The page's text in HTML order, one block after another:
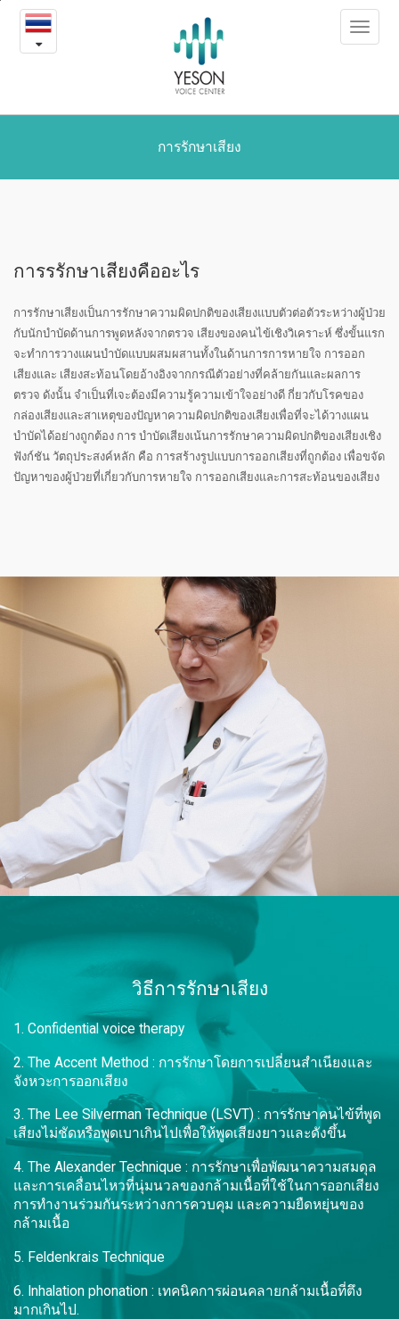
การ
รักษา
Toggle
การรักษาเสียง
การรรักษาเสียงคืออะไร
การรักษาเสียงเป็นการรักษาความผิดปกติของเสียงแบบตัวต่อตัวระหว่างผู้ป่วย
กับนักบำบัดด้านการพูดหลังจากตรวจ เสียงของคนไข้เชิงวิเคราะห์ ซึ่งขั้นแรก
จะทำการวางแผนบำบัดแบบผสมผสานทั้งในด้านการการหายใจ การออก
เสียงและ เสียงสะท้อนโดยอ้างอิงจากกรณีตัวอย่างที่คล้ายกันและผลการ
ตรวจ ดังนั้น จำเป็นที่เจะต้องมีความรู้ความเข้าใจอย่างดี กี่ยวกับโรคของ
กล่องเสียงและสาเหตุของปัญหาความผิดปกติของเสียงเพื่อที่จะได้วางแผน
บำบัดได้อย่างถูกต้อง การ บำบัดเสียงเน้นการรักษาความผิดปกติของเสียงเชิง
ฟังก์ชัน วัตถุประสงค์หลัก คือ การสร้างรูปแบบการออกเสียงที่ถูกต้อง เพื่อขจัด
ปัญหาของผู้ป่วยที่เกี่ยวกับการหายใจ การออกเสียงและการสะท้อนของเสียง
วิธีการรักษาเสียง
1. Confidential voice therapy
2. The Accent Method : การรักษาโดยการเปลี่ยนสำเนียงและ
จังหวะการออกเสียง
3. The Lee Silverman Technique (LSVT) : การรักษาคนไข้ที่พูด
เสียงไม่ชัดหรือพูดเบาเกินไปเพื่อให้พูดเสียงยาวและดังขึ้น
4. The Alexander Technique : การรักษาเพื่อพัฒนาความสมดุล
และการเคลื่อนไหวที่นุ่มนวลของกล้ามเนื้อที่ใช้ในการออกเสียง
การทำงานร่วมกันระหว่างการควบคุม และความยืดหยุ่นของ
กล้ามเนื้อ
5. Feldenkrais Technique
6. Inhalation phonation : เทคนิคการผ่อนคลายกล้ามเนื้อที่ตึง
มากเกินไป.